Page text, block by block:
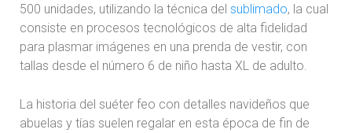
500 unidades, utilizando la técnica del sublimado, la cual
consiste en procesos tecnológicos de alta fidelidad
para plasmar imágenes en una prenda de vestir, con
tallas desde el número 6 de niño hasta XL de adulto.
La historia del suéter feo con detalles navideños que
abuelas y tías suelen regalar en esta época de fin de